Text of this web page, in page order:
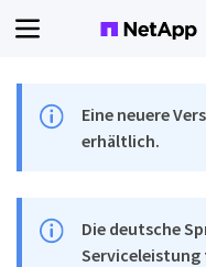
Eine neuere
erhältlich.
Die deutsche
Serviceleistung